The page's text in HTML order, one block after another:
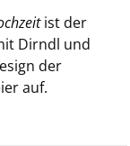
ist der
Dirndl und
der
auf.